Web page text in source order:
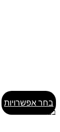
בחר אפשרויות
בעמוד המוצר